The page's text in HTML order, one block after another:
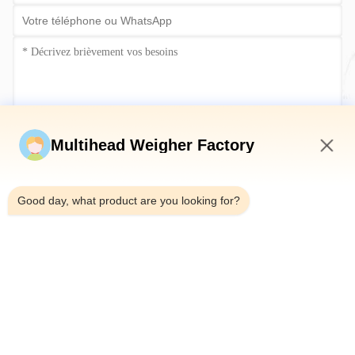
Soumettez maintenant
Multihead Weigher Factory
Good day, what product are you looking for?